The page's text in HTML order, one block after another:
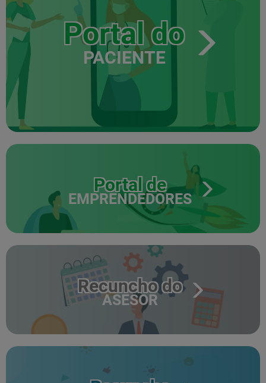
Portal do
PACIENTE
Portal de
EMPRENDEDORES
Recuncho do
ASESOR